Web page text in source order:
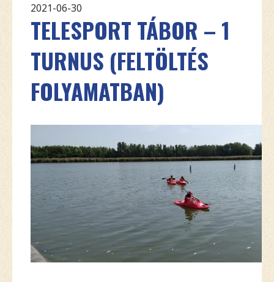
2021-06-30
TELESPORT TÁBOR – 1
TURNUS (FELTÖLTÉS
FOLYAMATBAN)